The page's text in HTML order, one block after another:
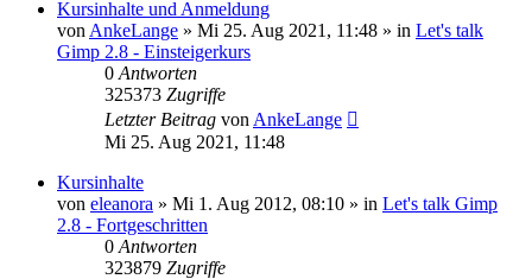
Kursinhalte und Anmeldung
von AnkeLange » Mi 25. Aug 2021, 11:48 » in Let's talk
Gimp 2.8 - Einsteigerkurs
0 Antworten
325373 Zugriffe
Letzter Beitrag von AnkeLange
Mi 25. Aug 2021, 11:48
Kursinhalte
von eleanora » Mi 1. Aug 2012, 08:10 » in Let's talk Gimp
2.8 - Fortgeschritten
0 Antworten
323879 Zugriffe